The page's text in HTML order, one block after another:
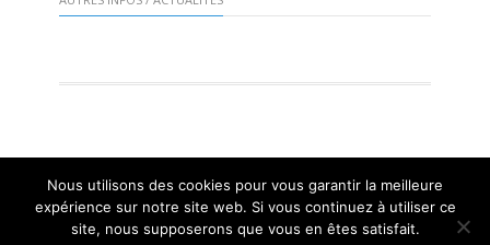
Mairie de St Gervais 2016 | Mentions légales | Réalisation :
Mangogo Création Graphique
Nous utilisons des cookies pour vous garantir la meilleure
expérience sur notre site web. Si vous continuez à utiliser ce
site, nous supposerons que vous en êtes satisfait.